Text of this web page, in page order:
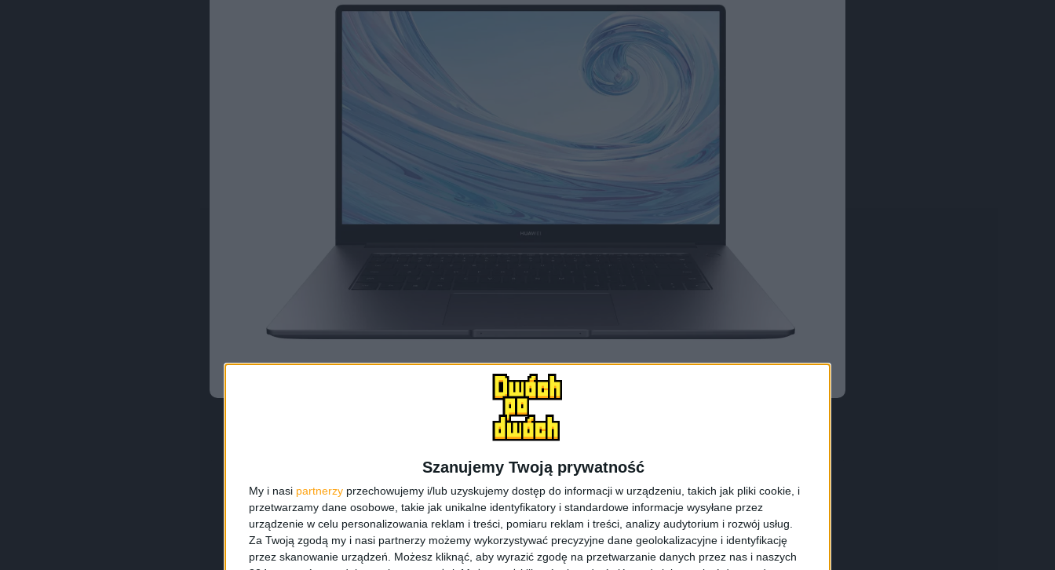
Szanujemy Twoją prywatność
My i nasi partnerzy przechowujemy i/lub uzyskujemy dostęp do informacji w urządzeniu, takich jak pliki cookie, i
przetwarzamy dane osobowe, takie jak unikalne identyfikatory i standardowe informacje wysyłane przez
urządzenie w celu personalizowania reklam i treści, pomiaru reklam i treści, analizy audytorium i rozwój usług.
Za Twoją zgodą my i nasi partnerzy możemy wykorzystywać precyzyjne dane geolokalizacyjne i identyfikację
przez skanowanie urządzeń. Możesz kliknąć, aby wyrazić zgodę na przetwarzanie danych przez nas i naszych
Huawei MateBook D 15 / fot. Huawei
W nowym MateBooku D 15 zmienią się trzy rzeczy: procesor, grafika i